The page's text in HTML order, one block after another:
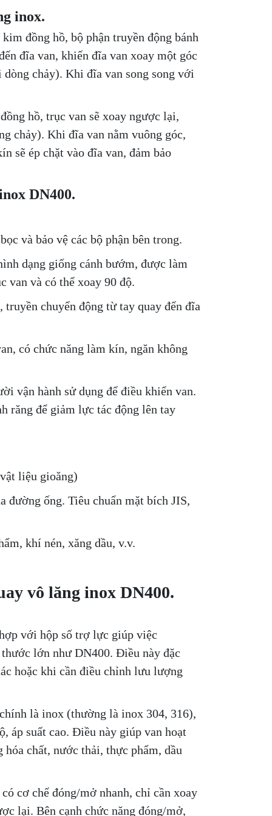
inox.
đồng hồ, bộ phận truyền động bánh
đĩa van, khiến đĩa van xoay một góc
chảy). Khi đĩa van song song với
hồ, trục van sẽ xoay ngược lại,
chảy). Khi đĩa van nằm vuông góc,
sẽ ép chặt vào đĩa van, đảm bảo
DN400.
và bảo vệ các bộ phận bên trong.
dạng giống cánh bướm, được làm
van và có thể xoay 90 độ.
chuyển động từ tay quay đến đĩa
có chức năng làm kín, ngăn không
vận hành sử dụng để điều khiển van.
răng để giảm lực tác động lên tay
liệu gioăng)
ống. Tiêu chuẩn mặt bích JIS,
khí nén, xăng dầu, v.v.
vô lăng inox DN400.
với hộp số trợ lực giúp việc
lớn như DN400. Điều này đặc
hoặc khi cần điều chỉnh lưu lượng
là inox (thường là inox 304, 316),
áp suất cao. Điều này giúp van hoạt
chất, nước thải, thực phẩm, dầu
cơ chế đóng/mở nhanh, chỉ cần xoay
lại. Bên cạnh chức năng đóng/mở,